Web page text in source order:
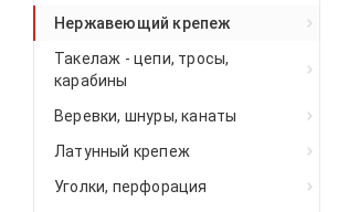
Нержавеющий крепеж
Такелаж - цепи, тросы,
карабины
Веревки, шнуры, канаты
Латунный крепеж
Уголки, перфорация